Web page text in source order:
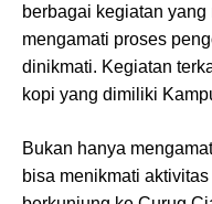
berbagai kegiatan
mengamati proses
dinikmati. Kegiatan
kopi yang dimiliki
Bukan hanya
bisa menikmati